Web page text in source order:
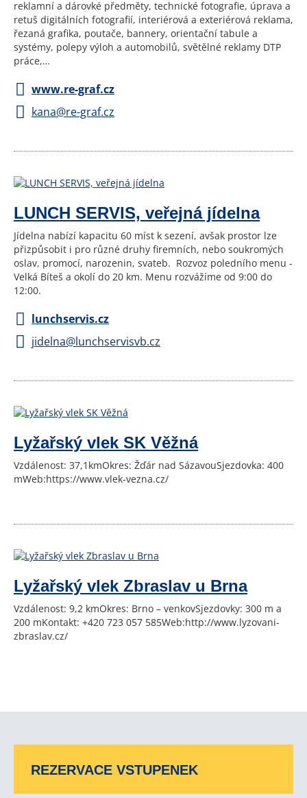
reklamní a dárovké předměty, technické fotografie, úprava a
retuš digitálních fotografií, interiérová a exteriérová reklama,
řezaná grafika, poutače, bannery, orientační tabule a
systémy, polepy výloh a automobilů, světělné reklamy DTP
práce,…
www.re-graf.cz
kana@re-graf.cz
LUNCH SERVIS, veřejná jídelna
Jídelna nabízí kapacitu 60 míst k sezení, avšak prostor lze
přizpůsobit i pro různé druhy firemních, nebo soukromých
oslav, promocí, narozenin, svateb. Rozvoz poledního menu -
Velká Bíteš a okolí do 20 km. Menu rozvážíme od 9:00 do
12:00.
lunchservis.cz
jidelna@lunchservisvb.cz
Lyžařský vlek SK Věžná
Vzdálenost: 37,1kmOkres: Žďár nad SázavouSjezdovka: 400
mWeb:https://www.vlek-vezna.cz/
Lyžařský vlek Zbraslav u Brna
Vzdálenost: 9,2 kmOkres: Brno – venkovSjezdovky: 300 m a
200 mKontakt: +420 723 057 585Web:http://www.lyzovani-
zbraslav.cz/
REZERVACE VSTUPENEK